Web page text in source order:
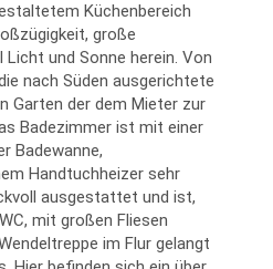
Küchenbereich
große
und Sonne herein. Von
nach Süden ausgerichtete
Garten der dem Mieter zur
Badezimmer ist mit einer
Badewanne,
Handtuchheizer sehr
ausgestattet und ist,
mit großen Fliesen
im Flur gelangt